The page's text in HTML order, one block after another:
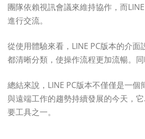
團隊依賴視訊會議來維持協作，而
進行交流。
從使用體驗來看，LINE PC版本的介
都清晰分類，使操作流程更加流暢。
總結來說，LINE PC版本不僅僅是一
與遠端工作的趨勢持續發展的今天，
要工具之一。